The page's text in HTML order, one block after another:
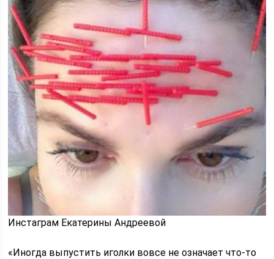
Инстаграм Екатерины Андреевой
«Иногда выпустить иголки вовсе не означает что-то